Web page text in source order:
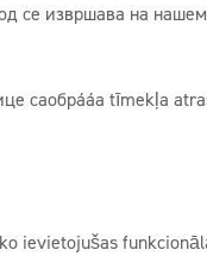
извршава на нашем
саобраћаја tīmekļa
ievietojušas